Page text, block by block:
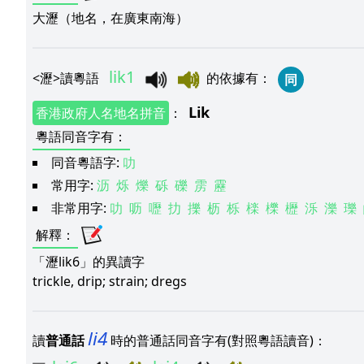
大瀝（地名，在廣東南海）
<瀝>讀粵語 lik1 的依據有 ：
同
香港政府人名地名拼音 ： Lik
粵語同音字有 ：
同音粵語字: 叻
常用字: 沥 烁 爍 砾 礫 雳 靂
非常用字: 叻 呖 嚦 扐 擽 枥 栎 檪 櫟 櫪 泺 濼 瓅
解釋 ：
「瀝lik6」的異讀字
trickle, drip; strain; dregs
讀普通話li4 時的普通話同音字有(對照粵語讀音)：